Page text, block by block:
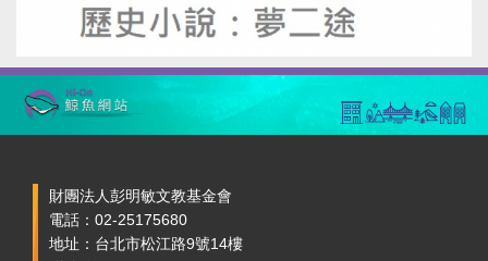
財團法人彭明敏文教基金會
電話：02-25175680
地址：台北市松江路9號14樓